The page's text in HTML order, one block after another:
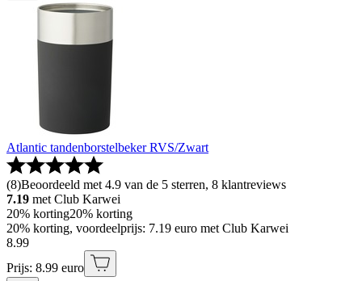
Atlantic tandenborstelbeker RVS/Zwart
(8)Beoordeeld met 4.9 van de 5 sterren, 8 klantreviews
7.19 met Club Karwei
20% korting20% korting
20% korting, voordeelprijs: 7.19 euro met Club Karwei
8.99
Prijs: 8.99 euro